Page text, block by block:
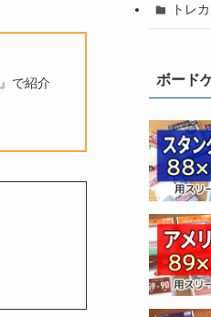
』で紹介
トレ
ボード